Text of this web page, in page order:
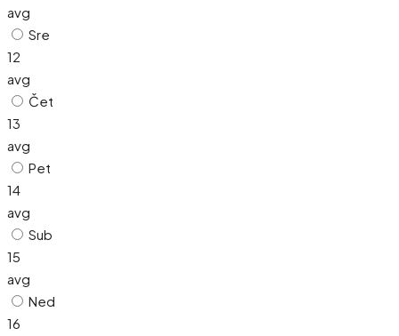
avg
Sre
12
avg
Čet
13
avg
Pet
14
avg
Sub
15
avg
Ned
16